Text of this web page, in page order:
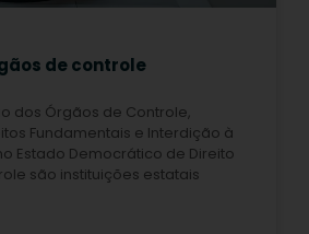
de controle
dos Órgãos de Controle,
Fundamentais e Interdição à
Estado Democrático de Direito
são instituições estatais